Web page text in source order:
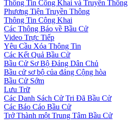
Thông Tin Công Khai và Truyền Thông
Phương Tiện Truyền Thông
Thông Tin Công Khai
Các Thông Báo về Bầu Cử
Video Trực Tiếp
Yêu Cầu Xóa Thông Tin
Các Kết Quả Bầu Cử
Bầu Cử Sơ Bộ Đảng Dân Chủ
Bầu cử sơ bộ của đảng Cộng hòa
Bầu Cử Sớm
Lưu Trữ
Các Danh Sách Cử Tri Đã Bầu Cử
Các Báo Cáo Bầu Cử
Trở Thành một Trung Tâm Bầu Cử